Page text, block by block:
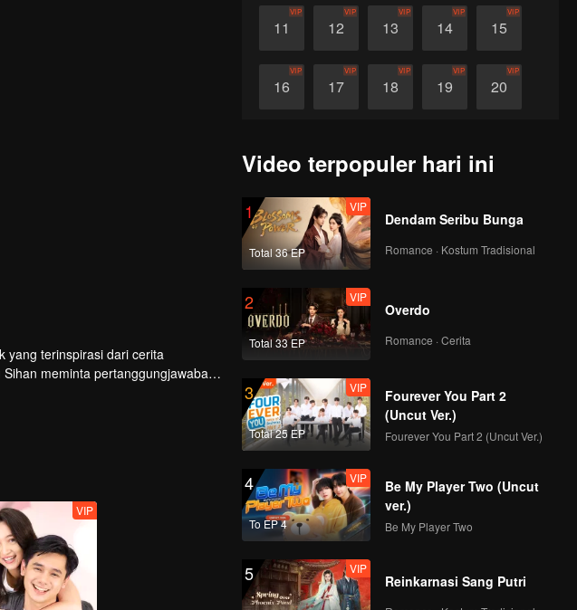
11
VIP
12
VIP
13
VIP
14
VIP
15
VIP
16
VIP
17
VIP
18
VIP
19
VIP
20
VIP
26 27
yang terinspirasi dari cerita
meminta pertanggungjawaban
Fu Sihan bersedia memaafkan,
VIP
Video terpopuler hari ini
1
Total 36 EP
VIP
Dendam Seribu Bunga
Romance · Kostum Tradisional
2
Total 33 EP
VIP
Overdo
Romance · Cerita
3
Total 25 EP
VIP
Fourever You Part 2
(Uncut Ver.)
Fourever You Part 2 (Uncut Ver.)
4
To EP 4
VIP
Be My Player Two (Uncut
ver.)
Be My Player Two
5 VIP
Reinkarnasi Sang Putri